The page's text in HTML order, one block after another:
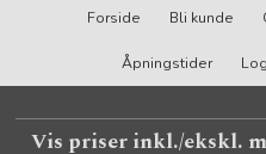
Forside Bli kunde
Åpningstider
Vis priser inkl./ekskl.